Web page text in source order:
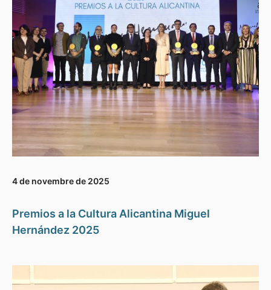
4 de novembre de 2025
Premios a la Cultura Alicantina Miguel
Hernández 2025